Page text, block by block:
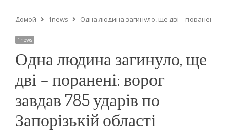
Домой 1news Одна людина загинуло, ще дві – поранені:
1news
Одна людина загинуло, ще
дві – поранені: ворог
завдав 785 ударів по
Запорізькій області